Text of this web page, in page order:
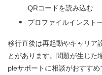
QRコードを読み込む
プロファイルインスト
移行直後は再起動やキャリア
とがあります。問題が生じた
pleサポートに相談がおすすめ